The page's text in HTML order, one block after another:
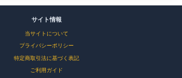
サイト情報
当サイトについて
プライバシーポリシー
特定商取引法に基づく表記
ご利用ガイド